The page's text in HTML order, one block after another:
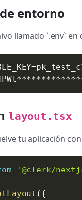
entorno
llamado `.env`
layout.tsx
tu aplicación
'@clerk/
( {